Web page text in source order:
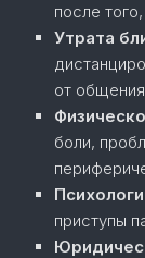
после
Утрата
от
боли,
приступы